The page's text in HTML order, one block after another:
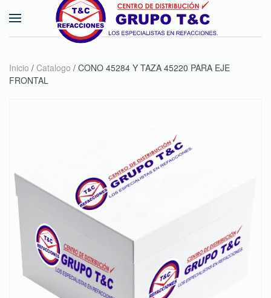
Skip to main content
Inicio / Catalogo / CONO 45284 Y TAZA 45220 PARA EJE
FRONTAL